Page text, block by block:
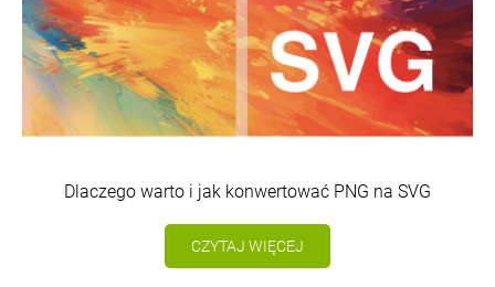
Dlaczego warto i jak konwertować PNG na SVG
CZYTAJ WIĘCEJ